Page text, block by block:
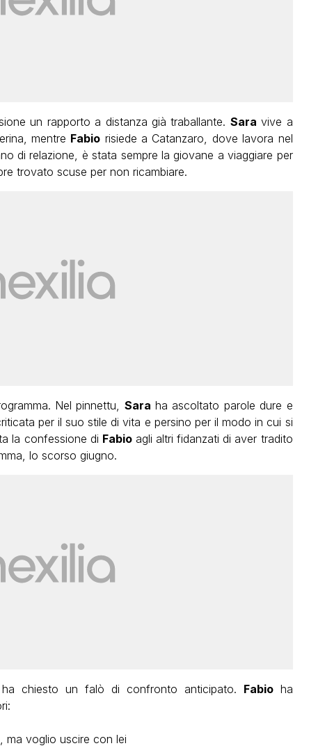
un rapporto a distanza già traballante. Sara vive a
mentre Fabio risiede a Catanzaro, dove lavora nel
di relazione, è stata sempre la giovane a viaggiare per
trovato scuse per non ricambiare.
Nel pinnettu, Sara ha ascoltato parole dure e
per il suo stile di vita e persino per il modo in cui si
la confessione di Fabioagli altri fidanzati di aver tradito
lo scorso giugno.
chiesto un falò di confronto anticipato. Fabioha
ma voglio uscire con lei